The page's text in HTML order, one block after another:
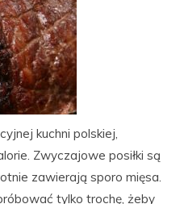
kuchni polskiej,
Zwyczajowe posiłki są
zawierają sporo mięsa.
tylko trochę, żeby